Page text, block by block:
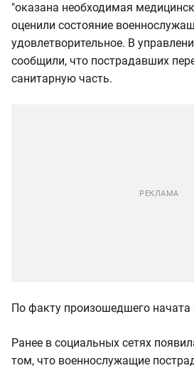
"оказана необходимая
оценили состояние
удовлетворительное. В
сообщили, что пострадавших
санитарную часть.
По факту произошедшего начата
Ранее в социальных сетях
том, что военнослужащие